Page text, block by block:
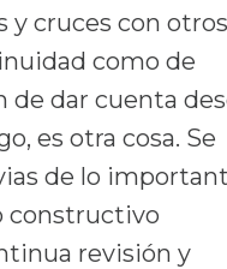
y cruces con otros
como de
de dar cuenta
es otra cosa. Se
de lo
constructivo
revisión y